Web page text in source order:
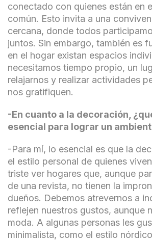
conectado con quienes están en
común. Esto invita a una
cercana, donde todos
juntos. Sin embargo, también es
en el hogar existan espacios
necesitamos tiempo propio, un
relajarnos y realizar actividades
nos gratifiquen.
-En cuanto a la decoración,
esencial para lograr un
-Para mí, lo esencial es que la
el estilo personal de quienes
triste ver hogares que, aunque
de una revista, no tienen la
dueños. Debemos atrevernos a
reflejen nuestros gustos, aunque
moda. A algunas personas les
minimalista, como el estilo